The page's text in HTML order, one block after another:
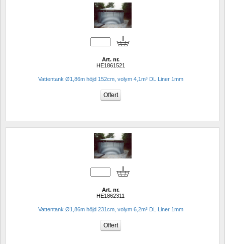
Art. nr.
HE1861521
Vattentank Ø1,86m höjd 152cm, volym 4,1m³ DL Liner 1mm
Art. nr.
HE1862311
Vattentank Ø1,86m höjd 231cm, volym 6,2m³ DL Liner 1mm